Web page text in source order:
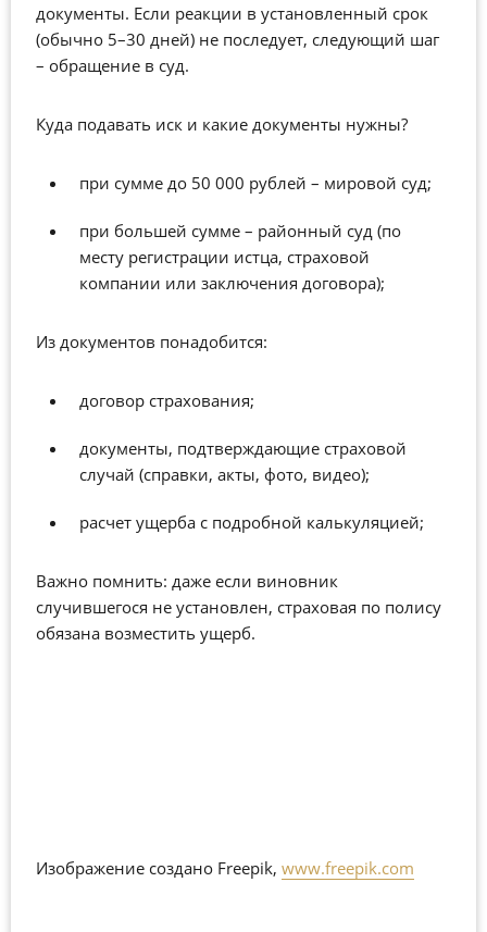
документы. Если реакции в установленный срок
(обычно 5–30 дней) не последует, следующий шаг
– обращение в суд.
Куда подавать иск и какие документы нужны?
при сумме до 50 000 рублей – мировой суд;
при большей сумме – районный суд (по
месту регистрации истца, страховой
компании или заключения договора);
Из документов понадобится:
договор страхования;
документы, подтверждающие страховой
случай (справки, акты, фото, видео);
расчет ущерба с подробной калькуляцией;
Важно помнить: даже если виновник
случившегося не установлен, страховая по полису
обязана возместить ущерб.
Изображение создано Freepik, www.freepik.com